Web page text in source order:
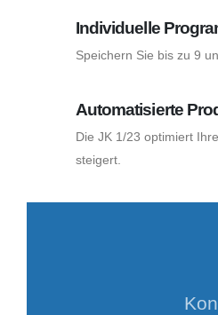
Individuelle
Speichern Sie bis zu 9
Automatisierte
Die JK 1/23 optimiert
steigert.